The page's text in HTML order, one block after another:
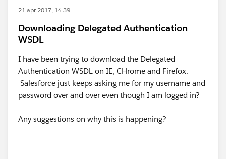
21 apr 2017, 14:39
Downloading Delegated Authentication
WSDL
I have been trying to download the Delegated
Authentication WSDL on IE, CHrome and Firefox.
Salesforce just keeps asking me for my username and
password over and over even though I am logged in?
Any suggestions on why this is happening?